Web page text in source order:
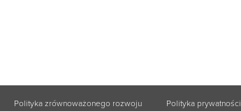
Polityka zrównoważonego rozwoju Polityka prywatności